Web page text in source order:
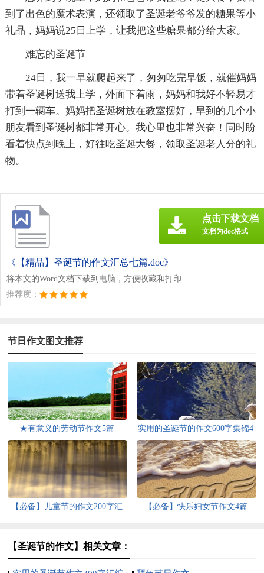
到了出色的魔术表演，还领取了圣诞老爷爷发的糖果等小
礼品，妈妈说25日上学，让我把这些糖果都分给大家。
难忘的圣诞节
24日，我一早就爬起来了，匆匆吃完早饭，就催妈妈
带着圣诞树送我上学，外面下着雨，妈妈和我好不轻易才
打到一辆车。妈妈把圣诞树放在教室摆好，早到的几个小
朋友看到圣诞树都非常开心。我心里也非常兴奋！同时盼
看着快点到晚上，好往吃圣诞大餐，领取圣诞老人分的礼
物。
《【精品】圣诞节的作文汇总七篇.doc》
将本文的Word文档下载到电脑，方便收藏和打印
推荐度：
点击下载文档
文档为doc格式
节日作文图文推荐
★有意义的劳动节作文5篇
实用的圣诞节的作文600字集锦4
篇
【必备】儿童节的作文200字汇
【必备】快乐妇女节作文4篇
【圣诞节的作文】相关文章：